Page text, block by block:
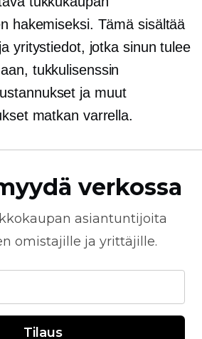
hakemiseksi. Tämä sisältää
yritystiedot, jotka sinun tulee
tukkulisenssin
ja muut
matkan varrella.
verkossa
asiantuntijoita
omistajille ja yrittäjille.
Tilaus